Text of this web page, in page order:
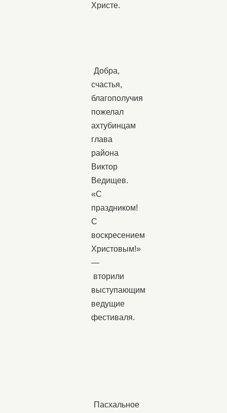
Христе.
Добра,
счастья,
благополучия
пожелал
ахтубинцам
глава
района
Виктор
Ведищев.
«С
праздником!
С
воскресением
Христовым!»
—
вторили
выступающим
ведущие
фестиваля.
Пасхальное